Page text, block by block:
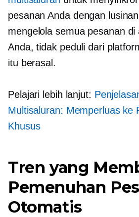
pesanan Anda dengan
mengelola semua pesanan di
Anda, tidak peduli dari
itu berasal.
Pelajari lebih lanjut:
Multisaluran: Memperluas ke
Khusus
Tren yang
Pemenuhan
Otomatis